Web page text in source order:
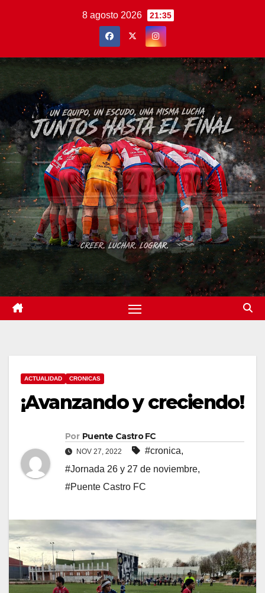
8 agosto 2026 21:35
ACTUALIDAD CRONICAS
¡Avanzando y creciendo!
Por Puente Castro FC
NOV 27, 2022 #cronica,
#Jornada 26 y 27 de noviembre,
#Puente Castro FC